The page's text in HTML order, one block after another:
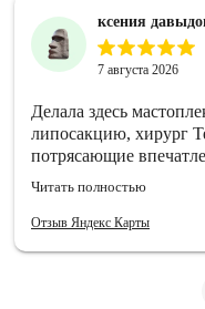
ксения
7 августа 2026
Делала здесь
липосакцию, хирург
потрясающие
стационара.
либо видела. 24/7
Читать полностью
Отзыв Яндекс Карты